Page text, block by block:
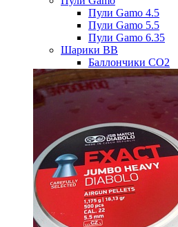
Пули Gamo 4.5
Пули Gamo 5.5
Пули Gamo 6.35
Шарики BB
Баллончики CO2